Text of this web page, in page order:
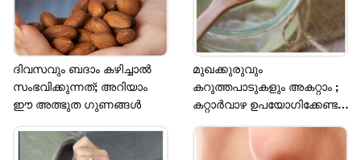
ദിവസവും ബദാം കഴിച്ചാൽ
സംഭവിക്കുന്നത്; അറിയാം
ഈ അത്ഭുത ഗുണങ്ങൾ
മുഖക്കുരുവും
കറുത്തപാടുകളും അകറ്റാം ;
കറ്റാർവാഴ ഉപയോ​ഗിക്കേണ്ട